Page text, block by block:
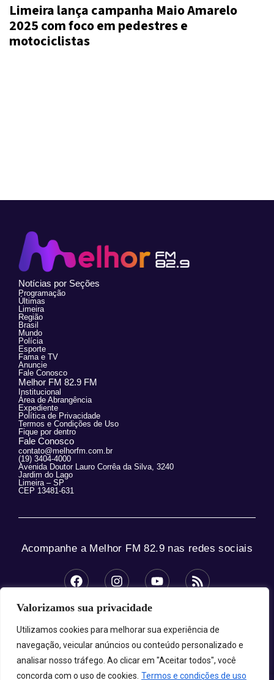
Valorizamos sua privacidade
Utilizamos cookies para melhorar sua experiência de
navegação, veicular anúncios ou conteúdo personalizado e
analisar nosso tráfego. Ao clicar em "Aceitar todos", você
concorda com o uso de cookies. Termos e condições de uso
Limeira lança campanha Maio Amarelo
2025 com foco em pedestres e
motociclistas
Notícias por Seções
Programação
Últimas
Limeira
Região
Brasil
Mundo
Polícia
Esporte
Fama e TV
Anuncie
Fale Conosco
Melhor FM 82.9 FM
Institucional
Área de Abrangência
Expediente
Política de Privacidade
Termos e Condições de Uso
Fique por dentro
Fale Conosco
contato@melhorfm.com.br
(19) 3404-4000
Avenida Doutor Lauro Corrêa da Silva, 3240
Jardim do Lago
Limeira – SP
CEP 13481-631
Acompanhe a Melhor FM 82.9 nas redes sociais
© 2025 Melhor FM 82.9 – Todos os direitos
reservados.